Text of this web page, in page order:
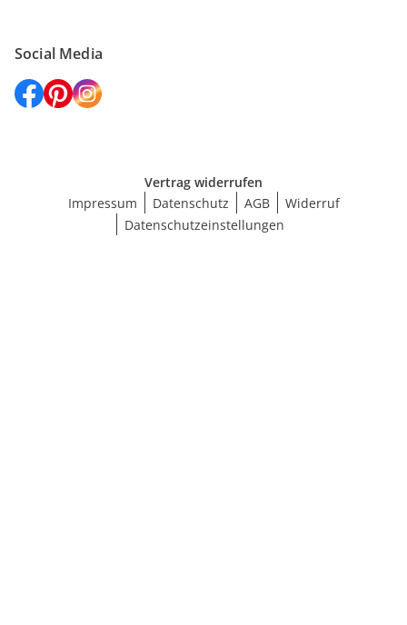
Social Media
Vertrag widerrufen
Impressum
Datenschutz AGB
Widerruf
Datenschutzeinstellungen